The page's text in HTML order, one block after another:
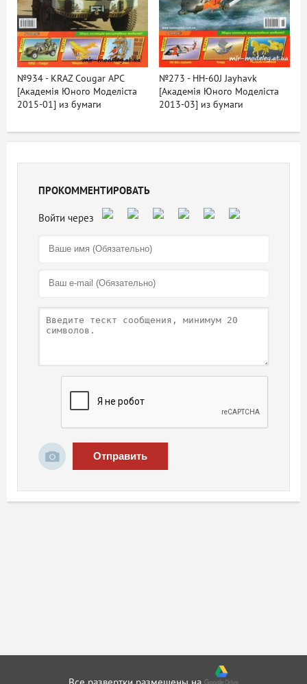
№934 - KRAZ Cougar APC
[Академія Юного Моделіста
2015-01] из бумаги
№273 - HH-60J Jayhavk
[Академія Юного Моделіста
2013-03] из бумаги
ПРОКОММЕНТИРОВАТЬ
Отправить